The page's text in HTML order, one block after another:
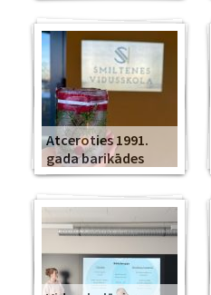
Atceroties 1991.
gada barikādes